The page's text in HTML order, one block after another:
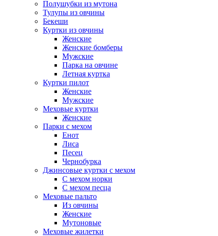
Полушубки из мутона
Тулупы из овчины
Бекеши
Куртки из овчины
Женские
Женские бомберы
Мужские
Парка на овчине
Летная куртка
Куртки пилот
Женские
Мужские
Меховые куртки
Женские
Парки с мехом
Енот
Лиса
Песец
Чернобурка
Джинсовые куртки с мехом
С мехом норки
С мехом песца
Меховые пальто
Из овчины
Женские
Мутоновые
Меховые жилетки